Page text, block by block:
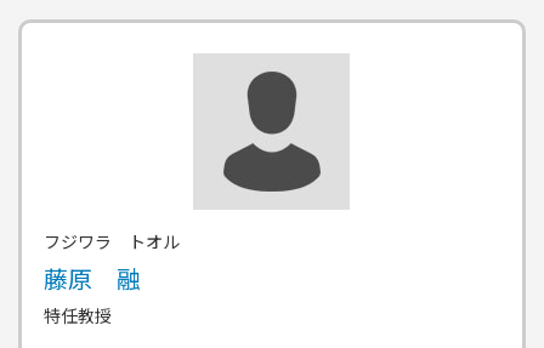
フジワラ トオル
藤原 融
特任教授